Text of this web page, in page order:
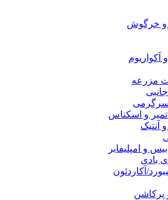
خرگوش
آکواریوم
مزرعه
و اسکناس
آنتیک
بیس و امپلیفایر
بادی
آکاردئون
پرکاشن